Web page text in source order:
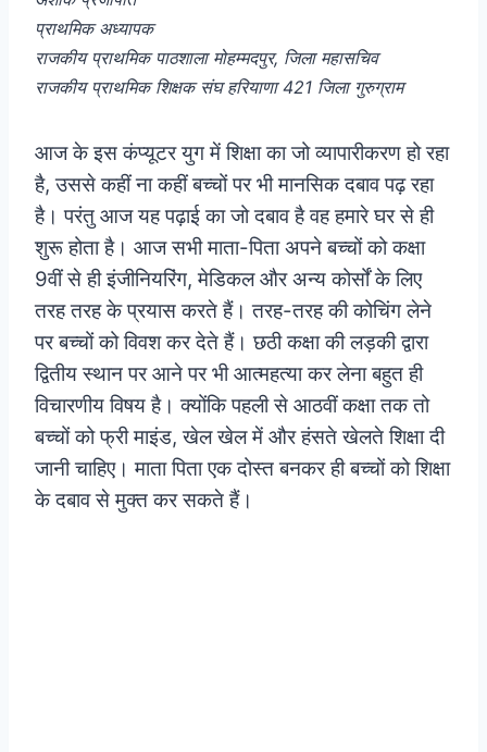
प्राथमिक अध्यापक
राजकीय प्राथमिक पाठशाला मोहम्मदपुर, जिला महासचिव
राजकीय प्राथमिक शिक्षक संघ हरियाणा 421 जिला गुरुग्राम
आज के इस कंप्यूटर युग में शिक्षा का जो व्यापारीकरण हो रहा
है, उससे कहीं ना कहीं बच्चों पर भी मानसिक दबाव पढ़ रहा
है। परंतु आज यह पढ़ाई का जो दबाव है वह हमारे घर से ही
शुरू होता है। आज सभी माता-पिता अपने बच्चों को कक्षा
9वीं से ही इंजीनियरिंग, मेडिकल और अन्य कोर्सों के लिए
तरह तरह के प्रयास करते हैं। तरह-तरह की कोचिंग लेने
पर बच्चों को विवश कर देते हैं। छठी कक्षा की लड़की द्वारा
द्वितीय स्थान पर आने पर भी आत्महत्या कर लेना बहुत ही
विचारणीय विषय है। क्योंकि पहली से आठवीं कक्षा तक तो
बच्चों को फ्री माइंड, खेल खेल में और हंसते खेलते शिक्षा दी
जानी चाहिए। माता पिता एक दोस्त बनकर ही बच्चों को शिक्षा
के दबाव से मुक्त कर सकते हैं।